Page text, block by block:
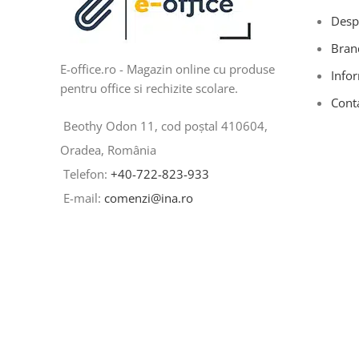
E-office.ro - Magazin online cu produse
pentru office si rechizite scolare.
Beothy Odon 11, cod poștal 410604,
Oradea, România
Telefon: +40-722-823-933
E-mail: comenzi@ina.ro